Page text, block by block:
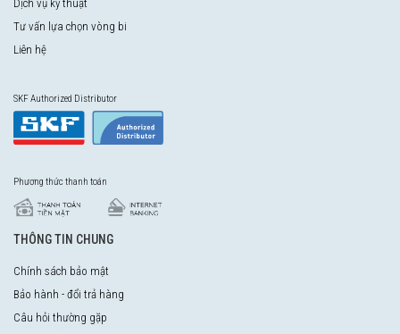
Dịch vụ kỹ thuật
Tư vấn lựa chọn vòng bi
Liên hệ
SKF Authorized Distributor
Phương thức thanh toán
THÔNG TIN CHUNG
Chính sách bảo mật
Bảo hành - đổi trả hàng
Câu hỏi thường gặp